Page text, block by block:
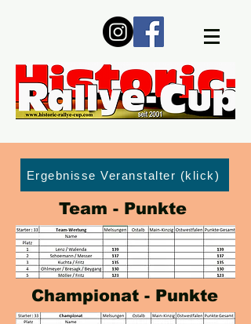
Ergebnisse Veranstalter (klick)
Team - Punkte
Championat - Punkte